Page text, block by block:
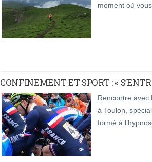
moment où
CONFINEMENT ET SPORT : «
Rencontre
à Toulon,
formé à